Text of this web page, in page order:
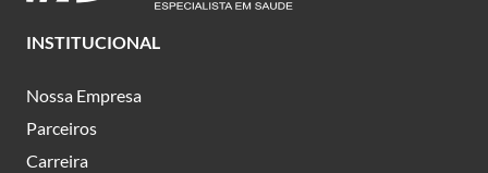
INSTITUCIONAL
Nossa Empresa
Parceiros
Carreira